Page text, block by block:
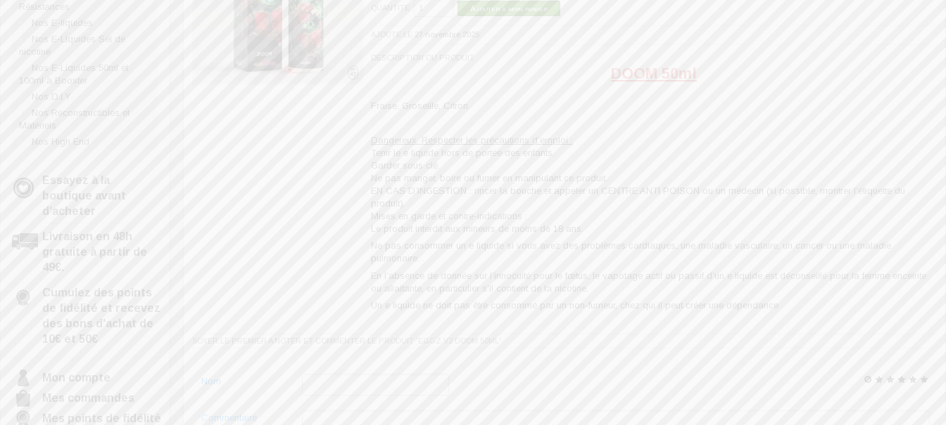
Résistances
Nos E-liquides
Nos E-Liquides Sel de
nicotine
Nos E-Liquides 50ml et
100ml à Booster
Nos D.I.Y
Nos Reconstructibles et
Matériels
Nos High End
Essayez à la
boutique avant
d’acheter
Livraison en 48h
gratuite à partir de
49€.
Cumulez des points
de fidélité et recevez
des bons d'achat de
10€ et 50€
Mon compte
Mes commandes
Mes points de fidélité
QUANTITE: Ajouter à mon panier
27 novembre 2025
DESCRIPTION DU PRODUIT
DOOM 50ml
Fraise, Groseille, Citron
Dangereux. Respecter les précautions d’emploi :
Tenir le e liquide hors de portée des enfants.
Garder sous clé.
Ne pas manger, boire ou fumer en manipulant ce produit.
EN CAS D’INGESTION : rincer la bouche et appeler un CENTRE ANTI POISON ou un médecin (si possible, montrer l’étiquette du
produit).
Mises en garde et contre-indications :
Le produit interdit aux mineurs de moins de 18 ans.
Ne pas consommer un e liquide si vous avez des problèmes cardiaques, une maladie vasculaire, un cancer ou une maladie
pulmonaire.
En l’absence de donnée sur l’innocuité pour le fœtus, le vapotage actif ou passif d’un e liquide est déconseillé pour la femme enceinte
ou allaitante, en particulier s’il contient de la nicotine.
Un e liquide ne doit pas être consommé par un non-fumeur, chez qui il peut créer une dépendance
SOYER LE PREMIER A NOTER ET COMMENTER LE PRODUIT 'EGGZ V2 DOOM 50ML'
Nom
Commentaire